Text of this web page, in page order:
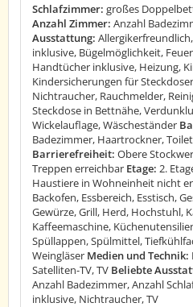
Schlafzimmer: großes
Anzahl Zimmer: Anzahl
Ausstattung:
inklusive, Bügelmöglichkeit,
Handtücher inklusive, Heizung,
Kindersicherungen für
Nichtraucher, Rauchmelder,
Steckdose in Bettnähe,
Wickelauflage, Wäscheständer
Badezimmer, Haartrockner,
Barrierefreiheit: Obere
Treppen erreichbar Etage: 2.
Haustiere in Wohneinheit nicht
Backofen, Essbereich, Esstisch,
Gewürze, Grill, Herd, Hochstuhl,
Kaffeemaschine,
Spüllappen, Spülmittel,
Weingläser Medien und Technik:
Satelliten-TV, TV Beliebte
Anzahl Badezimmer, Anzahl
inklusive, Nichtraucher, TV